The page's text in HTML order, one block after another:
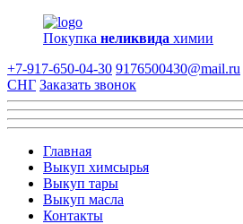
Покупка неликвида химии
+7-917-650-04-30 9176500430@mail.ru
СНГ Заказать звонок
Главная
Выкуп химсырья
Выкуп тары
Выкуп масла
Контакты